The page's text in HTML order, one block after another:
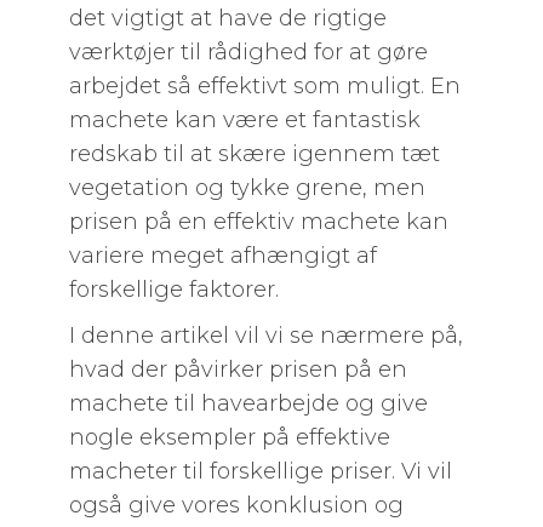
det vigtigt at have de rigtige
værktøjer til rådighed for at gøre
arbejdet så effektivt som muligt. En
machete kan være et fantastisk
redskab til at skære igennem tæt
vegetation og tykke grene, men
prisen på en effektiv machete kan
variere meget afhængigt af
forskellige faktorer.
I denne artikel vil vi se nærmere på,
hvad der påvirker prisen på en
machete til havearbejde og give
nogle eksempler på effektive
macheter til forskellige priser. Vi vil
også give vores konklusion og